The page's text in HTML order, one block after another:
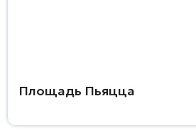
Площадь Пьяцца